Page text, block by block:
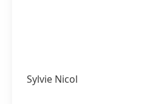
Sylvie Nicol